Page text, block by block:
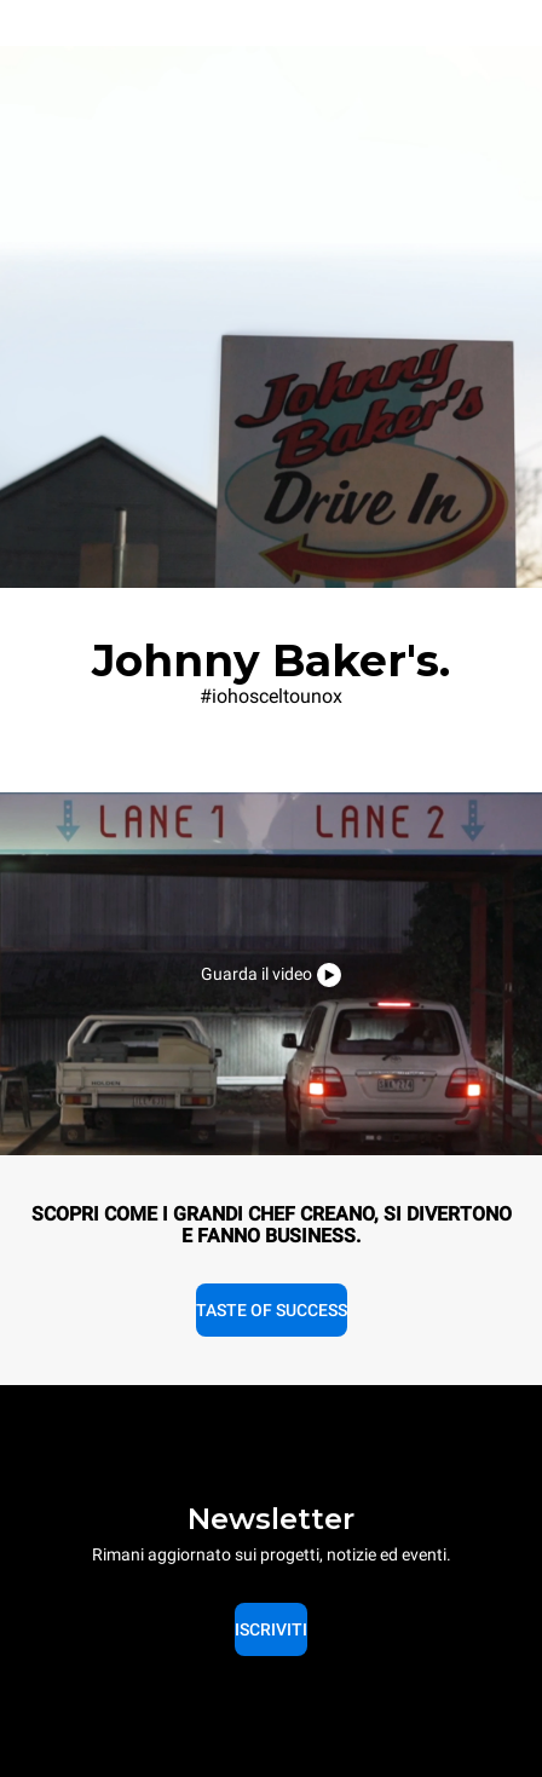
Johnny Baker's.
#iohosceltounox
Guarda il video
SCOPRI COME I GRANDI CHEF CREANO, SI DIVERTONO
E FANNO BUSINESS.
TASTE OF SUCCESS
Newsletter
Rimani aggiornato sui progetti, notizie ed eventi.
ISCRIVITI